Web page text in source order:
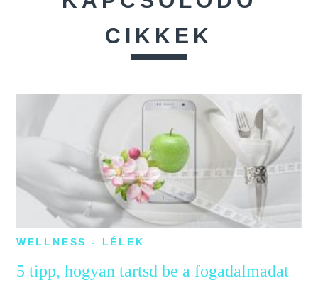
CIKKEK
WELLNESS - LÉLEK
5 tipp, hogyan tartsd be a fogadalmadat